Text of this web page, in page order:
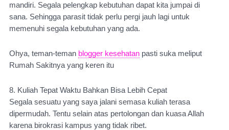
mandiri. Segala pelengkap kebutuhan dapat kita jumpai di
sana. Sehingga parasit tidak perlu pergi jauh lagi untuk
memenuhi segala kebutuhan yang ada.
Ohya, teman-teman blogger kesehatan pasti suka meliput
Rumah Sakitnya yang keren itu
8. Kuliah Tepat Waktu Bahkan Bisa Lebih Cepat
Segala sesuatu yang saya jalani semasa kuliah terasa
dipermudah. Tentu selain atas pertolongan dan kuasa Allah
karena birokrasi kampus yang tidak ribet.